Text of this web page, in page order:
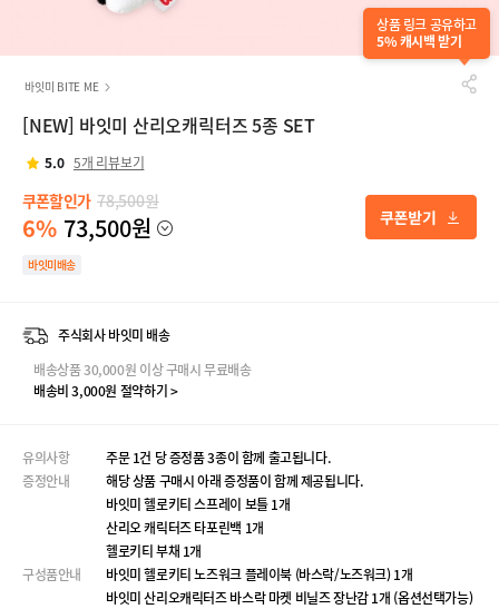
상품 링크 공유하고
5% 캐시백 받기
바잇미 BITE ME
[NEW] 바잇미 산리오캐릭터즈 5종 SET
5.0 5개 리뷰보기
쿠폰할인가 78,500원
6% 73,500원
바잇미배송
주식회사 바잇미 배송
배송상품 30,000원 이상 구매시 무료배송
배송비 3,000원 절약하기 >
유의사항
주문 1건 당 증정품 3종이 함께 출고됩니다.
증정안내
해당 상품 구매시 아래 증정품이 함께 제공됩니다.
바잇미 헬로키티 스프레이 보틀 1개
산리오 캐릭터즈 타포린백 1개
헬로키티 부채 1개
구성품안내
바잇미 헬로키티 노즈워크 플레이북 (바스락/노즈워크) 1개
바잇미 산리오캐릭터즈 바스락 마켓 비닐즈 장난감 1개 (옵션선택가능)